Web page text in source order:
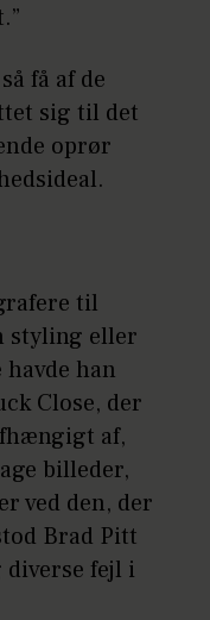
få af de
sig til det
oprør
til
styling eller
han
Close, der
af,
billeder,
ved den, der
Brad Pitt
fejl i